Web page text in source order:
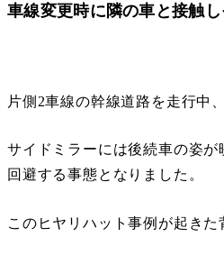
車線変更時に隣の車と接触
片側2車線の幹線道路を走行中
サイドミラーには後続車の姿
回避する事態となりました。
このヒヤリハット事例が起き